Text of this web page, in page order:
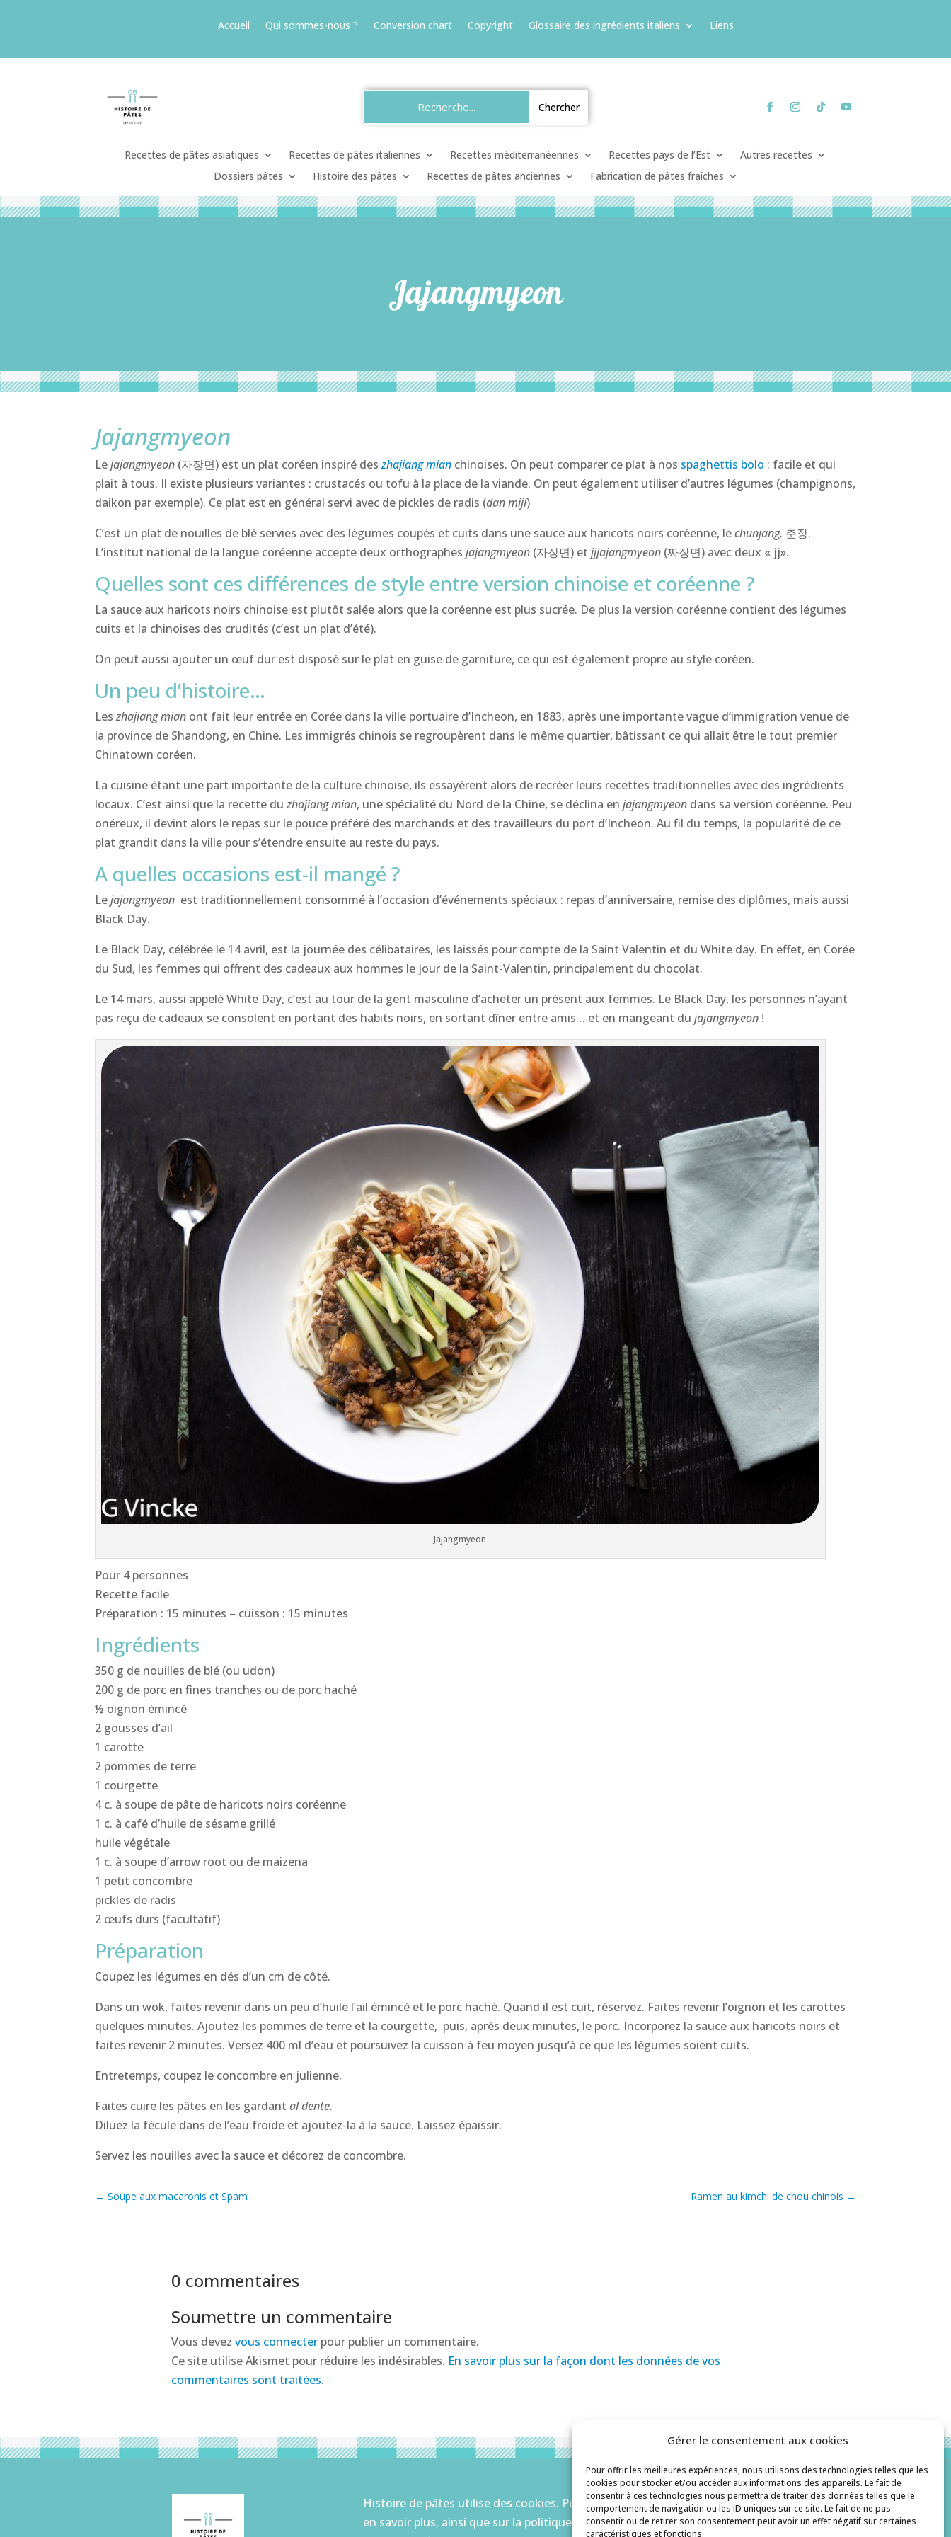
Gérer le consentement aux cookies
Pour offrir les meilleures expériences, nous utilisons des technologies telles que les
cookies pour stocker et/ou accéder aux informations des appareils. Le fait de
consentir à ces technologies nous permettra de traiter des données telles que le
comportement de navigation ou les ID uniques sur ce site. Le fait de ne pas
consentir ou de retirer son consentement peut avoir un effet négatif sur certaines
caractéristiques et fonctions.
Accueil Qui sommes-nous ? Conversion chart Copyright Glossaire des ingrédients italiens Liens
Recettes de pâtes asiatiques Recettes de pâtes italiennes Recettes méditerranéennes Recettes pays de l’Est
Autres recettes
Dossiers pâtes
Histoire des pâtes Recettes de pâtes anciennes Fabrication de pâtes fraîches
Jajangmyeon
Jajangmyeon
Lejajangmyeon (자장면) est un plat coréen inspiré deszhajiang mian chinoises. On peut comparer ce plat à nos spaghettis bolo : facile et qui
plait à tous. Il existe plusieurs variantes : crustacés ou tofu à la place de la viande. On peut également utiliser d’autres légumes (champignons,
daikon par exemple). Ce plat est en général servi avec de pickles de radis (dan miji)
C’est un plat de nouilles de blé servies avec des légumes coupés et cuits dans une sauce aux haricots noirs coréenne, lechunjang, 춘장.
L’institut national de la langue coréenne accepte deux orthographesjajangmyeon (자장면) etjjjajangmyeon (짜장면) avec deux « jj».
Quelles sont ces différences de style entre version chinoise et coréenne ?
La sauce aux haricots noirs chinoise est plutôt salée alors que la coréenne est plus sucrée. De plus la version coréenne contient des légumes
cuits et la chinoises des crudités (c’est un plat d’été).
On peut aussi ajouter un œuf dur est disposé sur le plat en guise de garniture, ce qui est également propre au style coréen.
Un peu d’histoire…
Leszhajiang mian ont fait leur entrée en Corée dans la ville portuaire d’Incheon, en 1883, après une importante vague d’immigration venue de
la province de Shandong, en Chine. Les immigrés chinois se regroupèrent dans le même quartier, bâtissant ce qui allait être le tout premier
Chinatown coréen.
La cuisine étant une part importante de la culture chinoise, ils essayèrent alors de recréer leurs recettes traditionnelles avec des ingrédients
locaux. C’est ainsi que la recette duzhajiang mian, une spécialité du Nord de la Chine, se déclina enjajangmyeon dans sa version coréenne. Peu
onéreux, il devint alors le repas sur le pouce préféré des marchands et des travailleurs du port d’Incheon. Au fil du temps, la popularité de ce
plat grandit dans la ville pour s’étendre ensuite au reste du pays.
A quelles occasions est-il mangé ?
Lejajangmyeon est traditionnellement consommé à l’occasion d’événements spéciaux : repas d’anniversaire, remise des diplômes, mais aussi
Black Day.
Le Black Day, célébrée le 14 avril, est la journée des célibataires, les laissés pour compte de la Saint Valentin et du White day. En effet, en Corée
du Sud, les femmes qui offrent des cadeaux aux hommes le jour de la Saint-Valentin, principalement du chocolat.
Le 14 mars, aussi appelé White Day, c’est au tour de la gent masculine d’acheter un présent aux femmes. Le Black Day, les personnes n’ayant
pas reçu de cadeaux se consolent en portant des habits noirs, en sortant dîner entre amis… et en mangeant dujajangmyeon !
Jajangmyeon
Pour 4 personnes
Recette facile
Préparation : 15 minutes – cuisson : 15 minutes
Ingrédients
350 g de nouilles de blé (ou udon)
200 g de porc en fines tranches ou de porc haché
½ oignon émincé
2 gousses d’ail
1 carotte
2 pommes de terre
1 courgette
4 c. à soupe de pâte de haricots noirs coréenne
1 c. à café d’huile de sésame grillé
huile végétale
1 c. à soupe d’arrow root ou de maizena
1 petit concombre
pickles de radis
2 œufs durs (facultatif)
Préparation
Coupez les légumes en dés d’un cm de côté.
Dans un wok, faites revenir dans un peu d’huile l’ail émincé et le porc haché. Quand il est cuit, réservez. Faites revenir l’oignon et les carottes
quelques minutes. Ajoutez les pommes de terre et la courgette, puis, après deux minutes, le porc. Incorporez la sauce aux haricots noirs et
faites revenir 2 minutes. Versez 400 ml d’eau et poursuivez la cuisson à feu moyen jusqu’à ce que les légumes soient cuits.
Entretemps, coupez le concombre en julienne.
Faites cuire les pâtes en les gardantal dente.
Diluez la fécule dans de l’eau froide et ajoutez-la à la sauce. Laissez épaissir.
Servez les nouilles avec la sauce et décorez de concombre.
←Soupe aux macaronis et Spam Ramen au kimchi de chou chinois →
0 commentaires
Soumettre un commentaire
Vous devez vous connecterpour publier un commentaire.
Ce site utilise Akismet pour réduire les indésirables. En savoir plus sur la façon dont les données de vos
commentaires sont traitées.
Histoire de pâtes utilise des cookies. Pour
en savoir plus, ainsi que sur la politique de
Contact
histoiredepates@gmail.com